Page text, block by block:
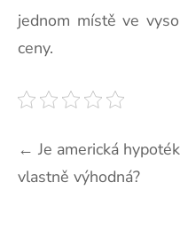
jednom místě ve
ceny.
Navigace
pro
← Je americká
vlastně výhodná?